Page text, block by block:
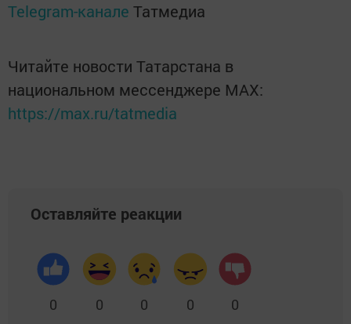
Telegram-канале Татмедиа
Читайте новости Татарстана в
национальном мессенджере MАХ:
https://max.ru/tatmedia
Оставляйте реакции
0 0 0 0 0